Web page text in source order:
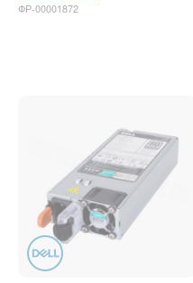
ФР-00001872